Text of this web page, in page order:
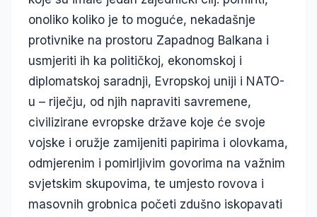
onoliko koliko je to moguće, nekadašnje
protivnike na prostoru Zapadnog Balkana i
usmjeriti ih ka političkoj, ekonomskoj i
diplomatskoj saradnji, Evropskoj uniji i NATO-
u – riječju, od njih napraviti savremene,
civilizirane evropske države koje će svoje
vojske i oružje zamijeniti papirima i olovkama,
odmjerenim i pomirljivim govorima na važnim
svjetskim skupovima, te umjesto rovova i
masovnih grobnica početi zdušno iskopavati